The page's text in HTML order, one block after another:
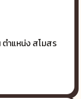
ำแหน่ง สโมสร